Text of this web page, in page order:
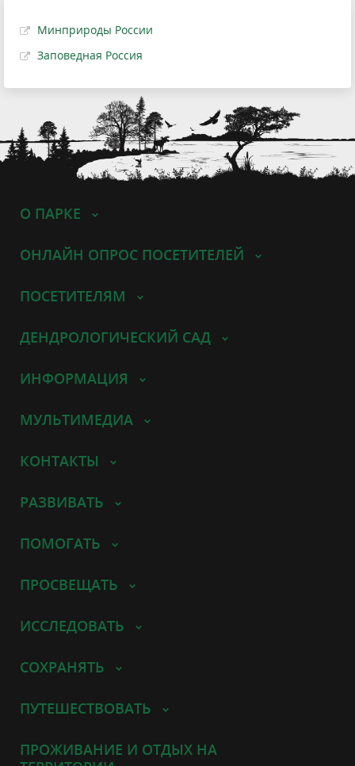
Минприроды России
Заповедная Россия
О ПАРКЕ
ОНЛАЙН ОПРОС ПОСЕТИТЕЛЕЙ
ПОСЕТИТЕЛЯМ
ДЕНДРОЛОГИЧЕСКИЙ САД
ИНФОРМАЦИЯ
МУЛЬТИМЕДИА
КОНТАКТЫ
РАЗВИВАТЬ
ПОМОГАТЬ
ПРОСВЕЩАТЬ
ИССЛЕДОВАТЬ
СОХРАНЯТЬ
ПУТЕШЕСТВОВАТЬ
ПРОЖИВАНИЕ И ОТДЫХ НА